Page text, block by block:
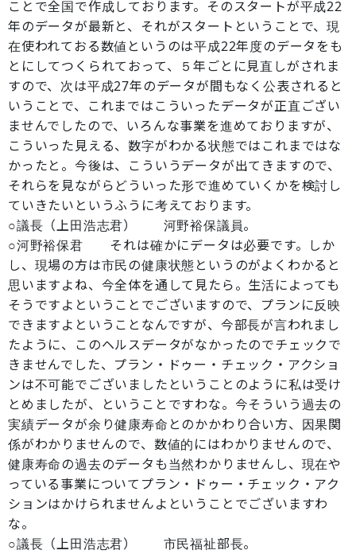
ことで全国で作成しております。そのスタートが平成22
年のデータが最新と、それがスタートということで、現
在使われておる数値というのは平成22年度のデータをも
とにしてつくられておって、５年ごとに見直しがされま
すので、次は平成27年のデータが間もなく公表されると
いうことで、これまではこういったデータが正直ござい
ませんでしたので、いろんな事業を進めておりますが、
こういった見える、数字がわかる状態ではこれまではな
かったと。今後は、こういうデータが出てきますので、
それらを見ながらどういった形で進めていくかを検討し
ていきたいというふうに考えております。
○議長（上田浩志君） 河野裕保議員。
○河野裕保君 それは確かにデータは必要です。しか
し、現場の方は市民の健康状態というのがよくわかると
思いますよね、今全体を通して見たら。生活によっても
そうですよということでございますので、プランに反映
できますよということなんですが、今部長が言われまし
たように、このヘルスデータがなかったのでチェックで
きませんでした、プラン・ドゥー・チェック・アクショ
ンは不可能でございましたということのように私は受け
とめましたが、ということですわな。今そういう過去の
実績データが余り健康寿命とのかかわり合い方、因果関
係がわかりませんので、数値的にはわかりませんので、
健康寿命の過去のデータも当然わかりませんし、現在や
っている事業についてプラン・ドゥー・チェック・アク
ションはかけられませんよということでございますわ
な。
○議長（上田浩志君） 市民福祉部長。